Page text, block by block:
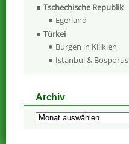
Tschechische Republik
Egerland
Türkei
Burgen in Kilikien
Istanbul & Bosporus
Archiv
Archiv